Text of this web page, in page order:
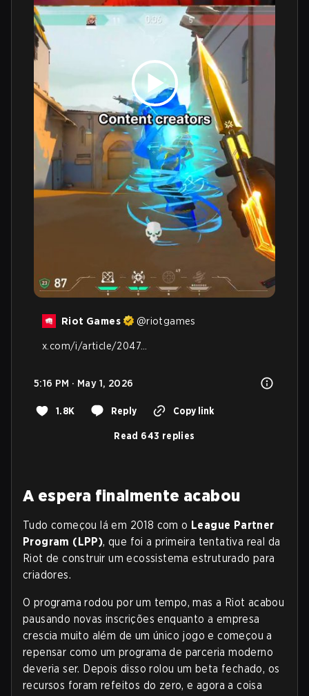
Riot Games @riotgames
x.com/i/article/2047…
5:16 PM · May 1, 2026
1.8K Reply Copy link
Read 643 replies
A espera finalmente acabou
Tudo começou lá em 2018 com o League Partner
Program (LPP), que foi a primeira tentativa real da
Riot de construir um ecossistema estruturado para
criadores.
O programa rodou por um tempo, mas a Riot acabou
pausando novas inscrições enquanto a empresa
crescia muito além de um único jogo e começou a
repensar como um programa de parceria moderno
deveria ser. Depois disso rolou um beta fechado, os
recursos foram refeitos do zero, e agora a coisa